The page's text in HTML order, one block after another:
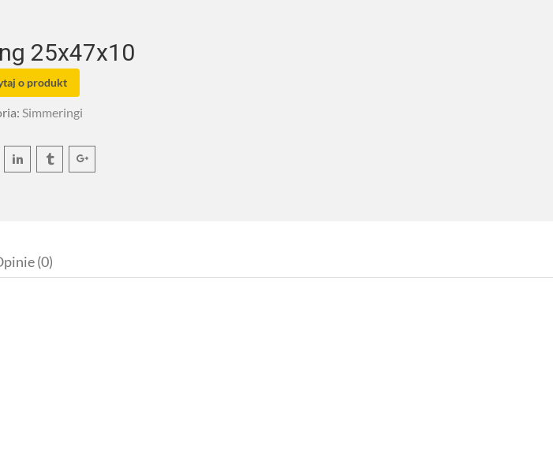
25x47x10
o produkt
Simmeringi
(0)